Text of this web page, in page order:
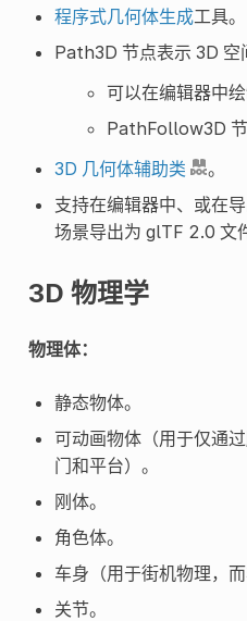
程序式几何体生成工具。
Path3D 节点表示 3D 空
可以在编辑器中
PathFollow3D 节
3D 几何体辅助类
。
支持在编辑器中、或在
场景导出为 glTF 2.0 文
3D 物理学
物理体：
静态物体。
可动画物体（用于仅通
门和平台）。
刚体。
角色体。
车身（用于街机物理，而
关节。